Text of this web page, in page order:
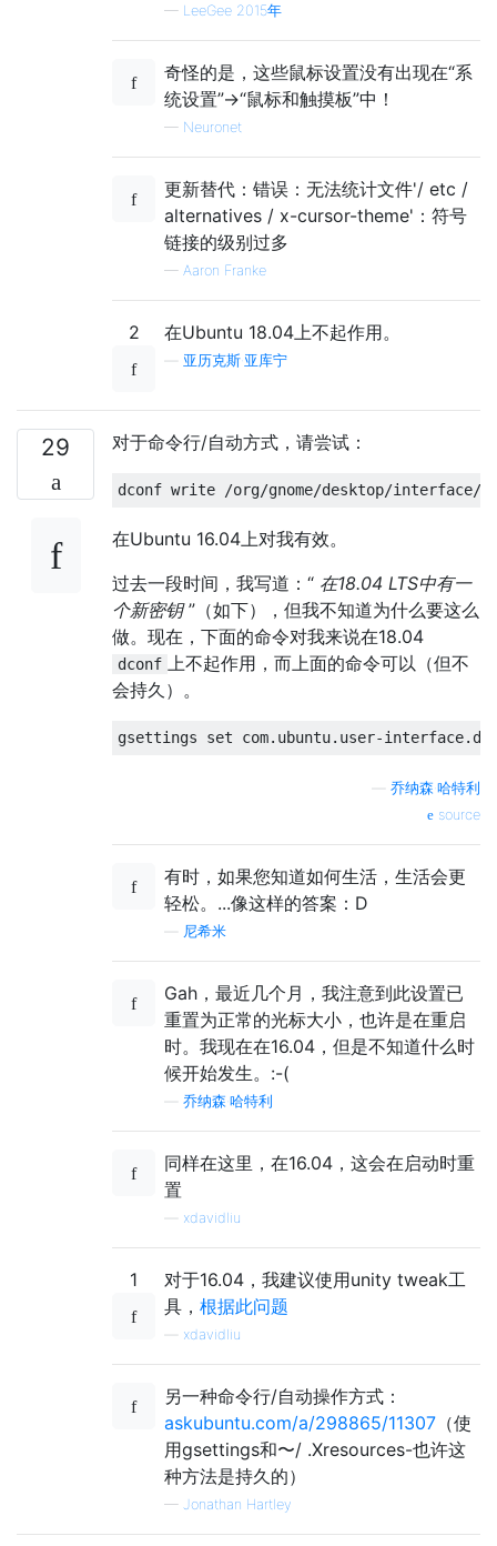
— LeeGee 2015年
奇怪的是，这些鼠标设置没有出现在“系
统设置”->“鼠标和触摸板”中！
— Neuronet
更新替代：错误：无法统计文件'/ etc /
alternatives / x-cursor-theme'：符号
链接的级别过多
— Aaron Franke
2 在Ubuntu 18.04上不起作用。
亚历克斯·亚库宁
29 对于命令行/自动方式，请尝试：
在Ubuntu 16.04上对我有效。
过去一段时间，我写道：“ 在18.04 LTS中有一
个新密钥”（如下），但我不知道为什么要这么
做。现在，下面的命令对我来说在18.04
dconf
上不起作用，而上面的命令可以（但不
会持久）。
乔纳森·哈特利
source
有时，如果您知道如何生活，生活会更
轻松。...像这样的答案：D
尼希米
Gah，最近几个月，我注意到此设置已
重置为正常的光标大小，也许是在重启
时。我现在在16.04，但是不知道什么时
候开始发生。:-(
乔纳森·哈特利
同样在这里，在16.04，这会在启动时重
置
xdavidliu
1
对于16.04，我建议使用unity tweak工
具， 根据此问题
xdavidliu
另一种命令行/自动操作方式：
askubuntu.com/a/298865/11307 （使
用gsettings和〜/ .Xresources-也许这
种方法是持久的）
— Jonathan Hartley